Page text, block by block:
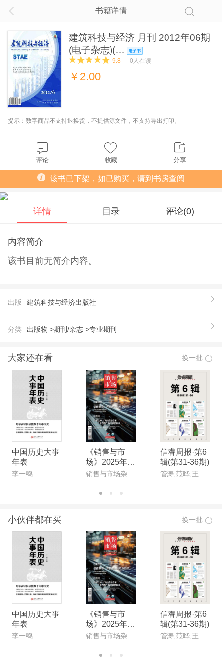
书籍详情
建筑科技与经济 月刊 2012年06期
(电子杂志)(…
9.8 0人在读
￥ 2.00
提示：数字商品不支持退换货，不提供源文件，不支持导出打印。
评论 收藏 分享
该书已下架，如已购买，请到书房查阅
详情 目录 评论(0)
内容简介
该书目前无简介内容。
出版 建筑科技与经济出版社
分类 出版物 >期刊/杂志 >专业期刊
大家还在看 换一批
中国历史大事
年表
李一鸣
《销售与市
场》2025年1
1月上(总第84销售与市场杂志社
信睿周报·第6
辑(第31-36期)
管涛;范晔;王晴佳;唐文明;甘阳;刘永谋
小伙伴都在买 换一批
中国历史大事
年表
李一鸣
《销售与市
场》2025年1
1月上(总第84
信睿周报·第6
辑(第31-36期)